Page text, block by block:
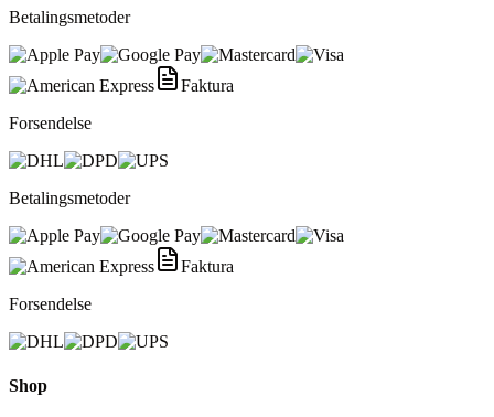
Betalingsmetoder
Faktura
Forsendelse
Betalingsmetoder
Faktura
Forsendelse
Shop